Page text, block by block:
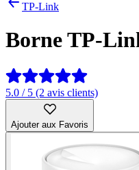
TP-Link
Borne TP-
5.0 / 5 (2 avis clients)
Ajouter aux Favoris